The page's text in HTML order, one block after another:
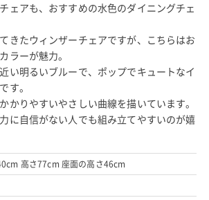
ェアも、おすすめの水色のダイニングチェ
きたウィンザーチェアですが、こちらはお
ラーが魅力。
い明るいブルーで、ポップでキュートなイ
す。
かりやすいやさしい曲線を描いています。
に自信がない人でも組み立てやすいのが嬉
高さ77cm 座面の高さ46cm